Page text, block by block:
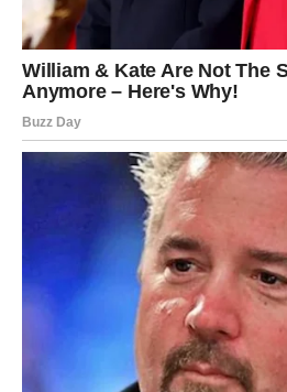
VODOLIJA
Karmička poruka
Neočekivana pomoć stiže od
mnogo značili.
Nagrada
Podrška i nova prilika.
RIBE